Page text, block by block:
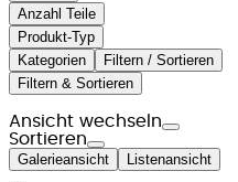
Anzahl Teile
Produkt-Typ
Kategorien
Filtern / Sortieren
Filtern & Sortieren
Ansicht wechseln
Sortieren
Galerieansicht Listenansicht